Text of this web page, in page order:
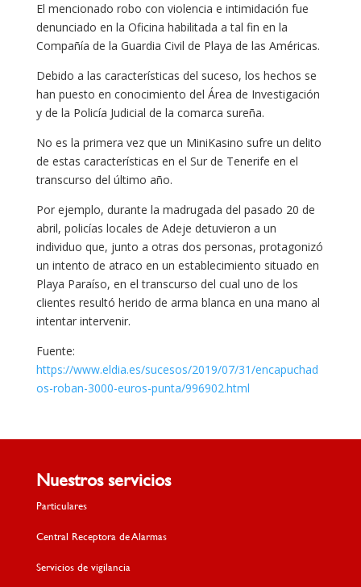
El mencionado robo con violencia e intimidación fue
denunciado en la Oficina habilitada a tal fin en la
Compañía de la Guardia Civil de Playa de las Américas.
Debido a las características del suceso, los hechos se
han puesto en conocimiento del Área de Investigación
y de la Policía Judicial de la comarca sureña.
No es la primera vez que un MiniKasino sufre un delito
de estas características en el Sur de Tenerife en el
transcurso del último año.
Por ejemplo, durante la madrugada del pasado 20 de
abril, policías locales de Adeje detuvieron a un
individuo que, junto a otras dos personas, protagonizó
un intento de atraco en un establecimiento situado en
Playa Paraíso, en el transcurso del cual uno de los
clientes resultó herido de arma blanca en una mano al
intentar intervenir.
Fuente:
https://www.eldia.es/sucesos/2019/07/31/encapuchad
os-roban-3000-euros-punta/996902.html
Nuestros servicios
Particulares
Central Receptora de Alarmas
Servicios de vigilancia